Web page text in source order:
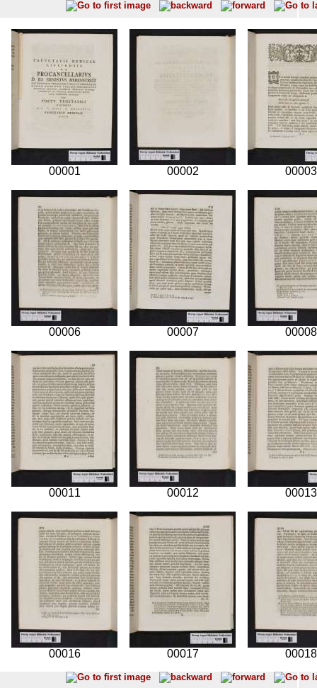
00001 00002 00003
00006 00007 00008
00011 00012 00013
00016 00017 00018